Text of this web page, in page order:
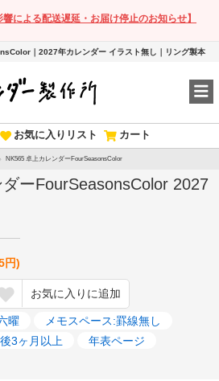
響による配送遅延・お届け停止のお知らせ】
｜2027年カレンダー イラスト無し｜リング製本
お気に入りリスト カート
NK565 卓上カレンダーFourSeasonsColor
ーFourSeasonsColor 2027
円)
お気に入りに追加
曜
メモスペース:罫線無し
3ヶ月以上
年表ページ